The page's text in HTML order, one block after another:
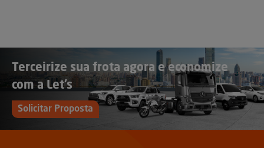
Terceirize sua frota agora e economize
com a Let’s
Solicitar Proposta